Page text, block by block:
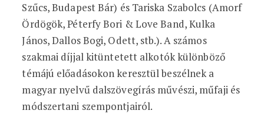
Szűcs, Budapest Bár) és Tariska Szabolcs (Amorf
Ördögök, Péterfy Bori & Love Band, Kulka
János, Dallos Bogi, Odett, stb.). A számos
szakmai díjjal kitüntetett alkotók különböző
témájú előadásokon keresztül beszélnek a
magyar nyelvű dalszövegírás művészi, műfaji és
módszertani szempontjairól.